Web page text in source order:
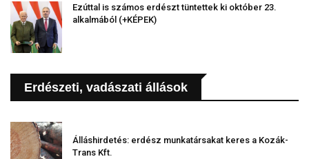
Ezúttal is számos erdészt tüntettek ki október 23.
alkalmából (+KÉPEK)
Erdészeti, vadászati állások
Álláshirdetés: erdész munkatársakat keres a Kozák-
Trans Kft.